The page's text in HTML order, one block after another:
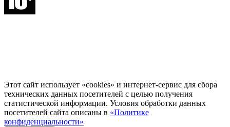
Этот сайт использует «cookies» и интернет-сервис для сбора
технических данных посетителей с целью получения
статистической информации. Условия обработки данных
посетителей сайта описаны в «Политике
конфиденциальности»